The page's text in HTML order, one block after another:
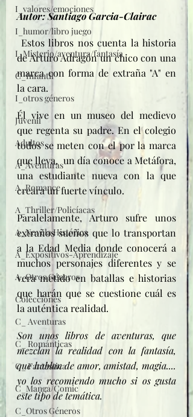
I_valores/emociones
I_humor/libro juego
I_Misterio/aventura/fantasía
C_Infantil
I_otros géneros
Juvenil
Adultos
A_Aventuras
A_Romance
A_Thriller/Policíacas
A_Novela Histórica
A_Expositivos-Aprendizaje
A_Otros Géneros
Colecciones
C_ Aventuras
C_ Románticas
C_ Fantástica
C_Manga/Comic
C_Otros Géneros
Autor: Santiago Garcia-Clairac
de Arturo Adragón un chico con una
marca con forma de extraña "A" en
la cara.
Él vive en un museo del medievo
que regenta su padre. En el colegio
todos se meten con el por la marca
que lleva,  un día conoce a Metáfora,
una estudiante nueva con la que
creara un fuerte vínculo.
Paralelamente, Arturo sufre unos
extraños sueños que lo transportan
a la Edad Media donde conocerá a
muchos personajes diferentes y se
vera metido en batallas e historias
que harán que se cuestione cuál es
la auténtica realidad.
Son unos libros de aventuras, que
mezclan la realidad con la fantasía,
que hablan de amor, amistad, magia....
yo los recomiendo mucho si os gusta
este tipo de temática.